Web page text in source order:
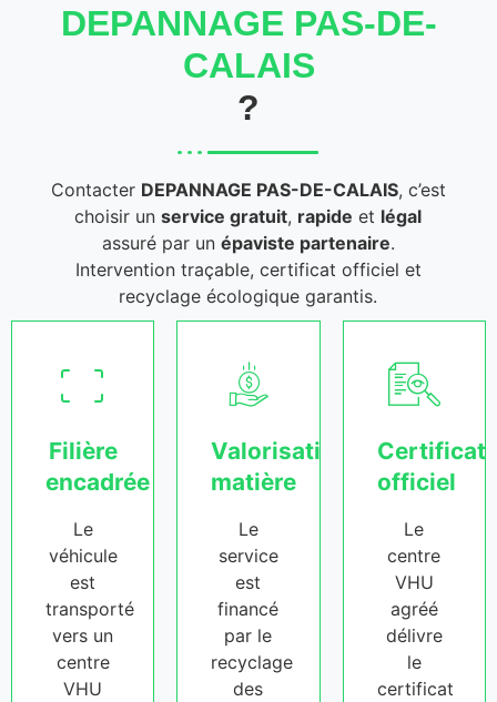
DEPANNAGE PAS-DE-
CALAIS
?
Contacter DEPANNAGE PAS-DE-CALAIS, c’est
choisir unservice gratuit, rapide et légal
assuré par un épaviste partenaire.
Intervention traçable, certificat officiel et
recyclage écologique garantis.
Filière
encadrée
Le
véhicule
est
transporté
vers un
centre
VHU
Valorisation
matière
Le
service
est
financé
par le
recyclage
des
Certificat
officiel
Le
centre
VHU
agréé
délivre
le
certificat